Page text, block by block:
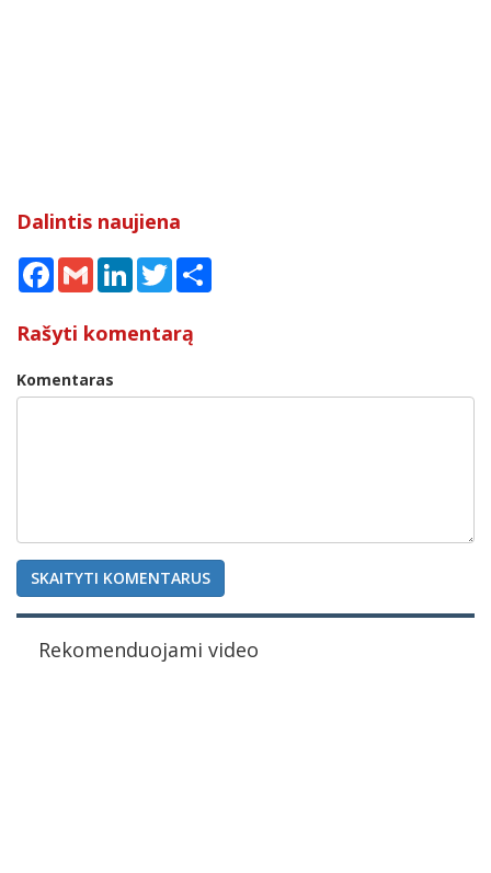
Dalintis naujiena
FacebookGmail LinkedInTwitter
Rašyti komentarą
Komentaras
SKAITYTI KOMENTARUS
Rekomenduojami video